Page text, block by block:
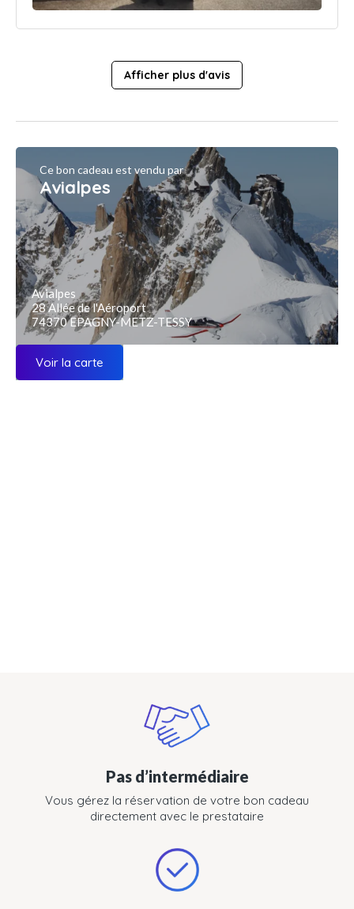
Afficher plus d'avis
Ce bon cadeau est vendu par
Avialpes
Avialpes
28 Allée de l'Aéroport
74370 EPAGNY-METZ-TESSY
Voir la carte
Pas d’intermédiaire
Vous gérez la réservation de votre bon cadeau
directement avec le prestataire